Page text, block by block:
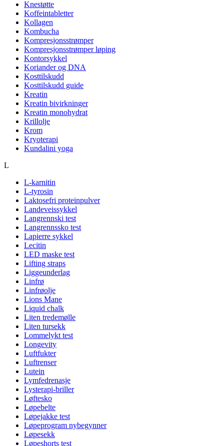
Knestøtte
Koffeintabletter
Kollagen
Kombucha
Kompresjonsstrømper
Kompresjonsstrømper løping
Kontorsykkel
Koriander og DNA
Kosttilskudd
Kosttilskudd guide
Kreatin
Kreatin bivirkninger
Kreatin monohydrat
Krillolje
Krom
Kryoterapi
Kundalini yoga
L
L-karnitin
L-tyrosin
Laktosefri proteinpulver
Landeveissykkel
Langrennski test
Langrennssko test
Lapierre sykkel
Lecitin
LED maske test
Lifting straps
Liggeunderlag
Linfrø
Linfrøolje
Lions Mane
Liquid chalk
Liten tredemølle
Liten tursekk
Lommelykt test
Longevity
Luftfukter
Luftrenser
Lutein
Lymfedrenasje
Lysterapi-briller
Løftesko
Løpebelte
Løpejakke test
Løpeprogram nybegynner
Løpesekk
Løpeshorts test